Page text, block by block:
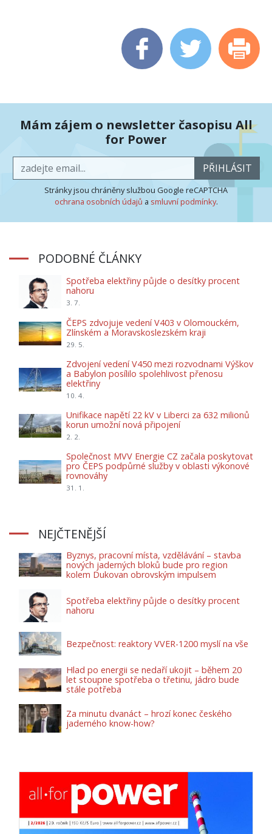
Mám zájem o newsletter časopisu All
for Power
PŘIHLÁSIT
Stránky jsou chráněny službou Google reCAPTCHA
ochrana osobních údajů a smluvní podmínky.
PODOBNÉ ČLÁNKY
Spotřeba elektřiny půjde o desítky procent
nahoru
3. 7.
ČEPS zdvojuje vedení V403 v Olomouckém,
Zlínském a Moravskoslezském kraji
29. 5.
Zdvojení vedení V450 mezi rozvodnami Výškov
a Babylon posílilo spolehlivost přenosu
elektřiny
10. 4.
Unifikace napětí 22 kV v Liberci za 632 milionů
korun umožní nová připojení
2. 2.
Společnost MVV Energie CZ začala poskytovat
pro ČEPS podpůrné služby v oblasti výkonové
rovnováhy
31. 1.
NEJČTENĚJŠÍ
Byznys, pracovní místa, vzdělávání – stavba
nových jaderných bloků bude pro region
kolem Dukovan obrovským impulsem
Spotřeba elektřiny půjde o desítky procent
nahoru
Bezpečnost: reaktory VVER-1200 myslí na vše
Hlad po energii se nedaří ukojit – během 20
let stoupne spotřeba o třetinu, jádro bude
stále potřeba
Za minutu dvanáct – hrozí konec českého
jaderného know-how?